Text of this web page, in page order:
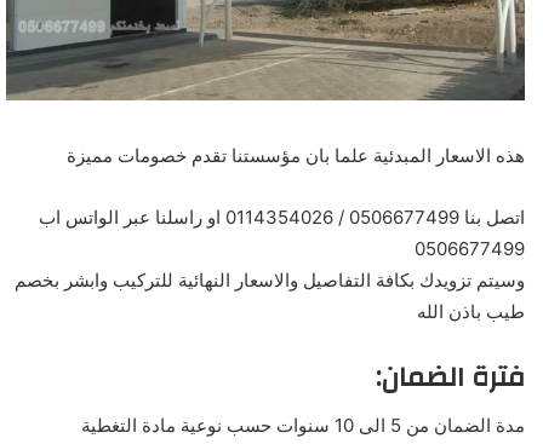
هذه الاسعار المبدئية علما بان مؤسستنا تقدم خصومات مميزة
اتصل بنا 0506677499 / 0114354026 او راسلنا عبر الواتس اب
0506677499
وسيتم تزويدك بكافة التفاصيل والاسعار النهائية للتركيب وابشر بخصم
طيب باذن الله
فترة الضمان:
مدة الضمان من 5 الى 10 سنوات حسب نوعية مادة التغطية